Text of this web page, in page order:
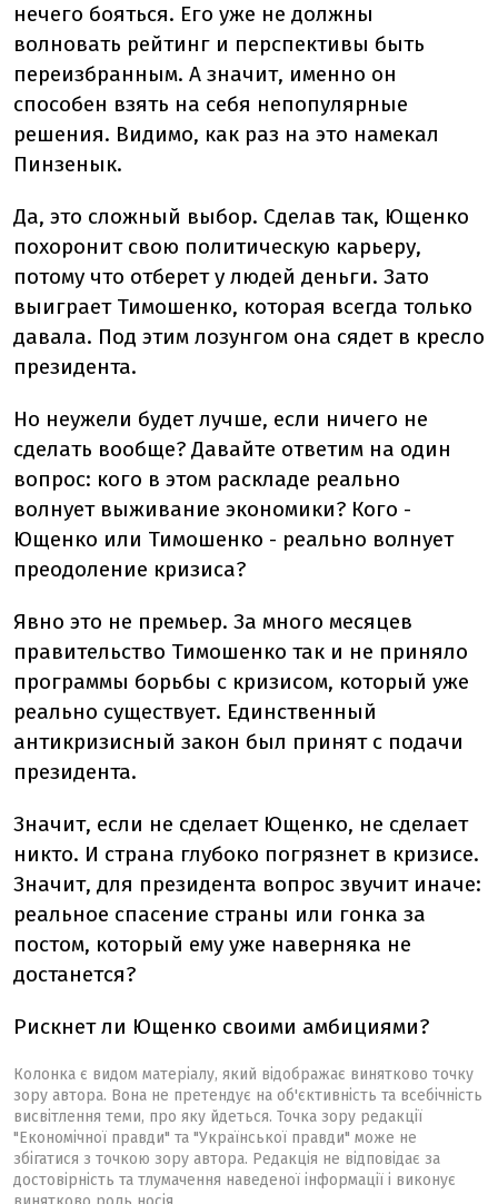
нечего бояться. Его уже не должны
волновать рейтинг и перспективы быть
переизбранным. А значит, именно он
способен взять на себя непопулярные
решения. Видимо, как раз на это намекал
Пинзенык.
Да, это сложный выбор. Сделав так, Ющенко
похоронит свою политическую карьеру,
потому что отберет у людей деньги. Зато
выиграет Тимошенко, которая всегда только
давала. Под этим лозунгом она сядет в кресло
президента.
Но неужели будет лучше, если ничего не
сделать вообще? Давайте ответим на один
вопрос: кого в этом раскладе реально
волнует выживание экономики? Кого -
Ющенко или Тимошенко - реально волнует
преодоление кризиса?
Явно это не премьер. За много месяцев
правительство Тимошенко так и не приняло
программы борьбы с кризисом, который уже
реально существует. Единственный
антикризисный закон был принят с подачи
президента.
Значит, если не сделает Ющенко, не сделает
никто. И страна глубоко погрязнет в кризисе.
Значит, для президента вопрос звучит иначе:
реальное спасение страны или гонка за
постом, который ему уже наверняка не
достанется?
Рискнет ли Ющенко своими амбициями?
Колонка є видом матеріалу, який відображає винятково точку
зору автора. Вона не претендує на об'єктивність та всебічність
висвітлення теми, про яку йдеться. Точка зору редакції
"Економічної правди" та "Української правди" може не
збігатися з точкою зору автора. Редакція не відповідає за
достовірність та тлумачення наведеної інформації і виконує